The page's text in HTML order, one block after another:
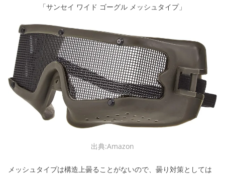
「サンセイ ワイド ゴーグル メッシュタイプ」
出典:Amazon
メッシュタイプは構造上曇ることがないので、曇り対策としては